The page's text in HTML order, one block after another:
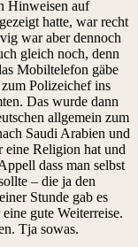
Hinweisen auf
hatte, war recht
war aber dennoch
gleich noch, denn
Mobiltelefon gäbe
Polizeichef ins
Das wurde dann
allgemein zum
Saudi Arabien und
eine Religion hat und
dass man selbst
– die ja den
Stunde gab es
gute Weiterreise.
Tja sowas.